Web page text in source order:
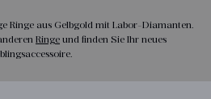
Ringe aus Gelbgold mit Labor-Diamanten.
Ringe und finden Sie Ihr neues